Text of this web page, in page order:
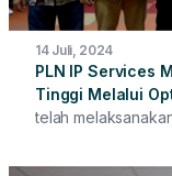
14 Juli, 2024
PLN IP Services
Tinggi Melalui
telah
Pusat dan Unit